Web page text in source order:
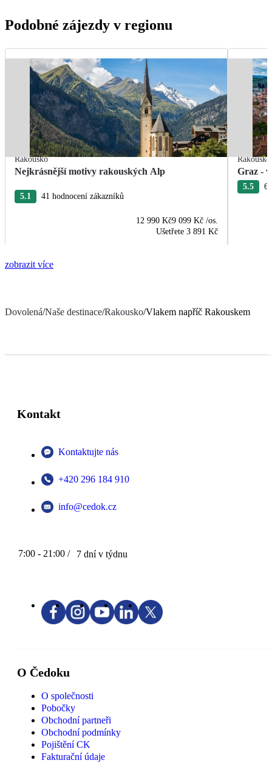
Podobné zájezdy v regionu
Rakousko
Nejkrásnější motivy rakouských Alp
5.1 41 hodnocení zákazníků
12 990 Kč9 099 Kč /os.
Ušetřete 3 891 Kč
Rakousko
Graz -
5.5 6
zobrazit více
Dovolená/Naše destinace/Rakousko/Vlakem napříč Rakouskem
Kontakt
Kontaktujte nás
+420 296 184 910
info@cedok.cz
7:00 - 21:00 / 7 dní v týdnu
O Čedoku
O společnosti
Pobočky
Obchodní partneři
Obchodní podmínky
Pojištění CK
Fakturační údaje